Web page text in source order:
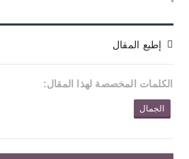
إطبع المقال
الكلمات المخصصة لهذا المقال:
الجمال